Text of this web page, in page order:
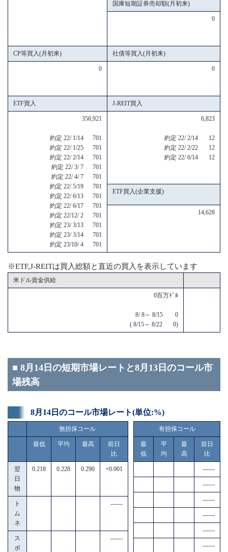
国庫短期証券売却額(月初来)
0
CP等買入(月初来) 社債等買入(月初来)
0 0
ETF買入 J-REIT買入
356,921
約定 22/ 1/14 701
約定 22/ 1/25 701
約定 22/ 2/14 701
約定 22/ 3/ 7 701
約定 22/ 4/ 7 701
約定 22/ 5/19 701
約定 22/ 6/13 701
約定 22/ 6/17 701
約定 22/12/ 2 701
約定 23/ 3/13 701
約定 23/ 3/14 701
約定 23/10/ 4 701
6,823
約定 22/ 2/14 12
約定 22/ 2/22 12
約定 22/ 6/14 12
ETF買入(企業支援)
14,628
※ETF,J-REITは買入総額と直近の買入を表示しています
米ドル資金供給
0百万ﾄﾞﾙ
8/ 8～ 8/15 0
( 8/15～ 8/22 0)
■ 8月14日の短期市場レートと8月13日のコール市
場残高
8月14日のコール市場レート(単位:%)
無担保コール
最低 平均 最高
前日
比
翌
日
物
0.218 0.228 0.290 +0.001
ト
ム
ネ
------
ス
ポ
------
有担保コール
最
低
平
均
最
高
前日
比
------
------
------
------
------
------